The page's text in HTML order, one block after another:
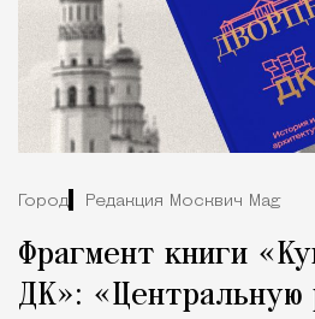
Город Редакция Москвич Mag
Фрагмент книги
ДК»: «Центральную